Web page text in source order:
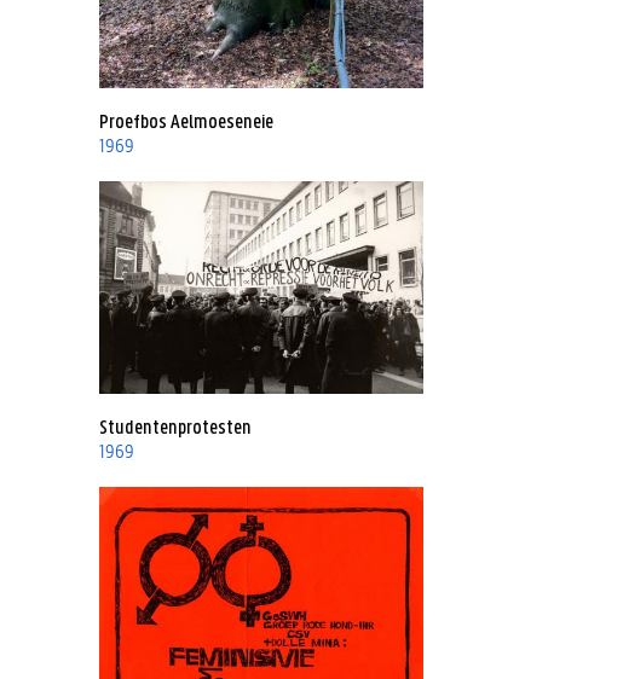
Proefbos Aelmoeseneie
1969
Studentenprotesten
1969